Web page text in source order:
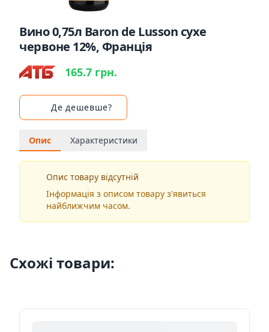
Вино 0,75л Baron de Lusson сухе
червоне 12%, Франція
165.7 грн.
Де дешевше?
Опис Характеристики
Опис товару відсутній
Інформація з описом товару з'явиться
найближчим часом.
Схожі товари: